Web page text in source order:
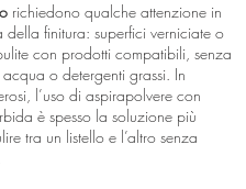
richiedono qualche attenzione in
della finitura: superfici verniciate o
con prodotti compatibili, senza
o detergenti grassi. In
l’uso di aspirapolvere con
è spesso la soluzione più
tra un listello e l’altro senza